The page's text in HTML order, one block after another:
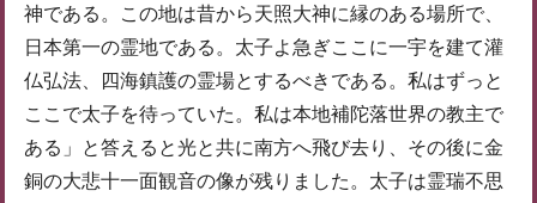
神である。この地は昔から天照大神に縁のある場所で、
日本第一の霊地である。太子よ急ぎここに一宇を建て灌
仏弘法、四海鎮護の霊場とするべきである。私はずっと
ここで太子を待っていた。私は本地補陀落世界の教主で
ある」と答えると光と共に南方へ飛び去り、その後に金
銅の大悲十一面観音の像が残りました。太子は霊瑞不思